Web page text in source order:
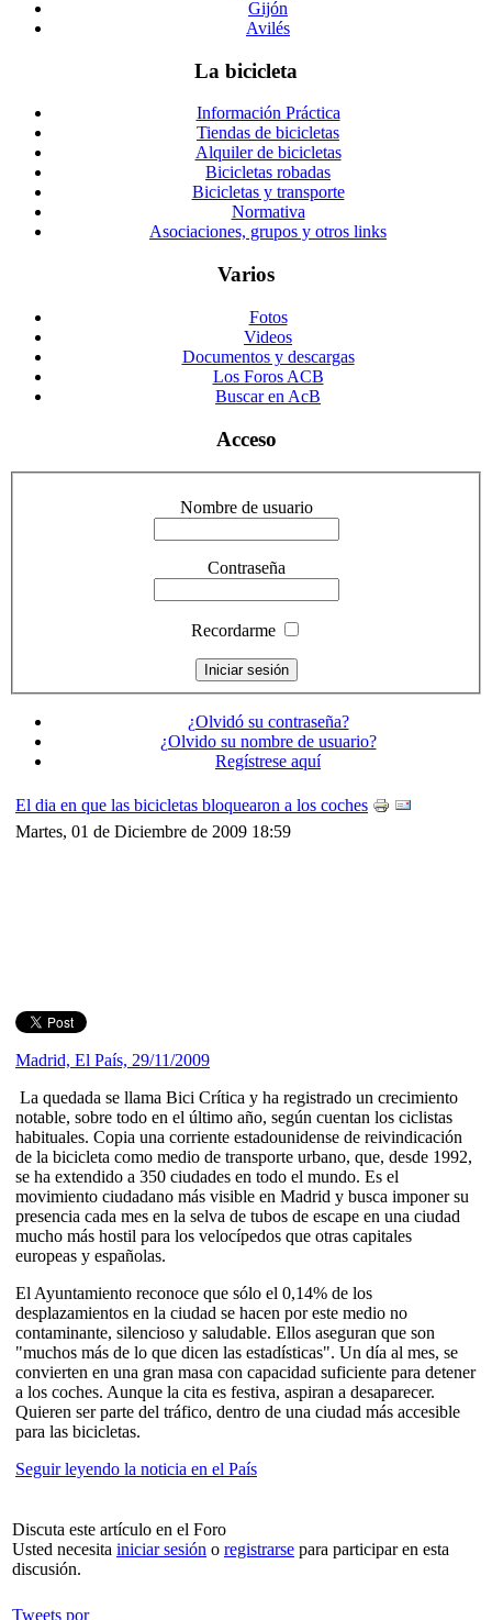
Gijón
Avilés
La bicicleta
Información Práctica
Tiendas de bicicletas
Alquiler de bicicletas
Bicicletas robadas
Bicicletas y transporte
Normativa
Asociaciones, grupos y otros links
Varios
Fotos
Videos
Documentos y descargas
Los Foros ACB
Buscar en AcB
Acceso
Nombre de usuario
Contraseña
Recordarme
¿Olvidó su contraseña?
¿Olvido su nombre de usuario?
Regístrese aquí
El dia en que las bicicletas bloquearon a los coches
Martes, 01 de Diciembre de 2009 18:59
Madrid, El País, 29/11/2009
La quedada se llama Bici Crítica y ha registrado un crecimiento
notable, sobre todo en el último año, según cuentan los ciclistas
habituales. Copia una corriente estadounidense de reivindicación
de la bicicleta como medio de transporte urbano, que, desde 1992,
se ha extendido a 350 ciudades en todo el mundo. Es el
movimiento ciudadano más visible en Madrid y busca imponer su
presencia cada mes en la selva de tubos de escape en una ciudad
mucho más hostil para los velocípedos que otras capitales
europeas y españolas.
El Ayuntamiento reconoce que sólo el 0,14% de los
desplazamientos en la ciudad se hacen por este medio no
contaminante, silencioso y saludable. Ellos aseguran que son
"muchos más de lo que dicen las estadísticas". Un día al mes, se
convierten en una gran masa con capacidad suficiente para detener
a los coches. Aunque la cita es festiva, aspiran a desaparecer.
Quieren ser parte del tráfico, dentro de una ciudad más accesible
para las bicicletas.
Seguir leyendo la noticia en el País
Discuta este artículo en el Foro
Usted necesita iniciar sesión o registrarse para participar en esta
discusión.
Tweets por